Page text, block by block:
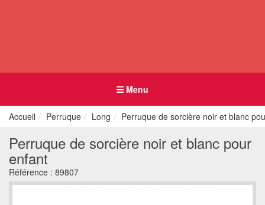
Menu
Accueil Perruque Long Perruque de sorcière noir et blanc
Perruque de sorcière noir et blanc pour
enfant
Référence : 89807